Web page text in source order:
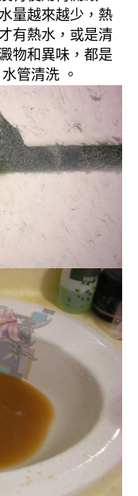
量越來越少，熱
有熱水，或是清
物和異味，都是
管清洗 。